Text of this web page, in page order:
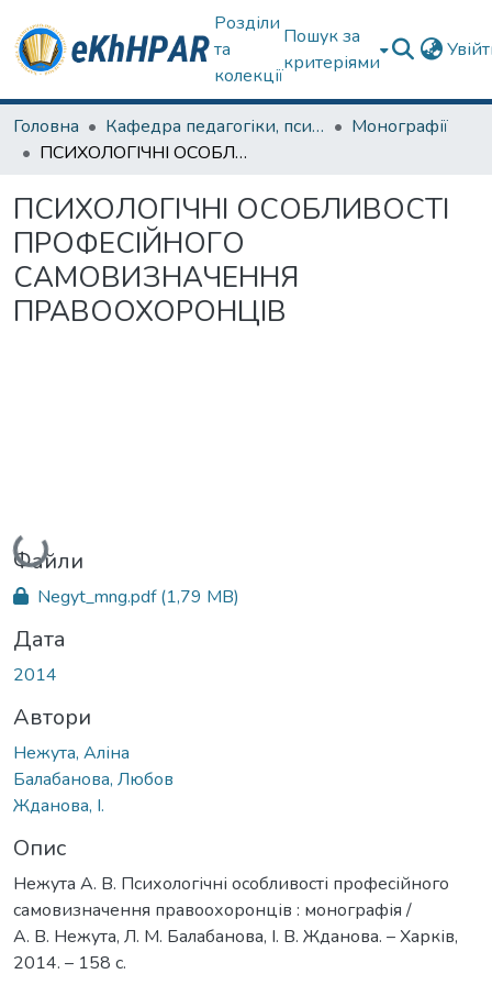
Розділи
та
колекції
Пошук за
критеріями
Головна Кафедра педагогіки, психології, початкової освіти та освітнього менеджменту
Монографії
ПСИХОЛОГІЧНІ ОСОБЛИВОСТІ ПРОФЕСІЙНОГО САМОВИЗНАЧЕННЯ ПРАВООХОРОНЦІВ
ПСИХОЛОГІЧНІ ОСОБЛИВОСТІ
ПРОФЕСІЙНОГО
САМОВИЗНАЧЕННЯ
ПРАВООХОРОНЦІВ
Вантажиться...
Файли
Negyt_mng.pdf(1,79 MB)
Дата
2014
Автори
Нежута, Аліна
Балабанова, Любов
Жданова, І.
Опис
Нежута А. В. Психологічні особливості професійного
самовизначення правоохоронців : монографія /
А. В. Нежута, Л. М. Балабанова, І. В. Жданова. – Харків,
2014. – 158 с.